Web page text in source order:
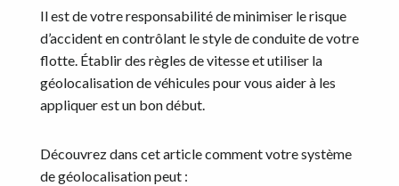
Il est de votre responsabilité de minimiser le risque
d’accident en contrôlant le style de conduite de votre
flotte. Établir des règles de vitesse et utiliser la
géolocalisation de véhicules pour vous aider à les
appliquer est un bon début.
Découvrez dans cet article comment votre système
de géolocalisation peut :